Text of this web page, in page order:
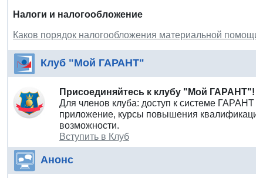
Налоги и налогообложение
Каков порядок налогообложения материальной
Клуб "Мой ГАРАНТ"
Присоединяйтесь к клубу "Мой ГАРАНТ"!
Для членов клуба: доступ к системе ГАРАНТ
приложение, курсы повышения
возможности.
Вступить в Клуб
Анонс